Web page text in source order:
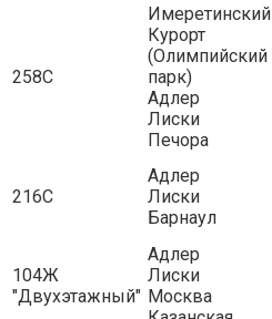
258С
Имеретинский
Курорт
(Олимпийский
парк)
Адлер
Лиски
Печора
216С
Адлер
Лиски
Барнаул
104Ж
"Двухэтажный"
Адлер
Лиски
Москва